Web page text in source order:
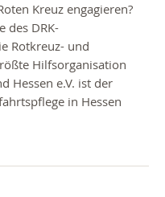
Kreuz engagieren?
des DRK-
Rotkreuz- und
Hilfsorganisation
Hessen e.V. ist der
in Hessen